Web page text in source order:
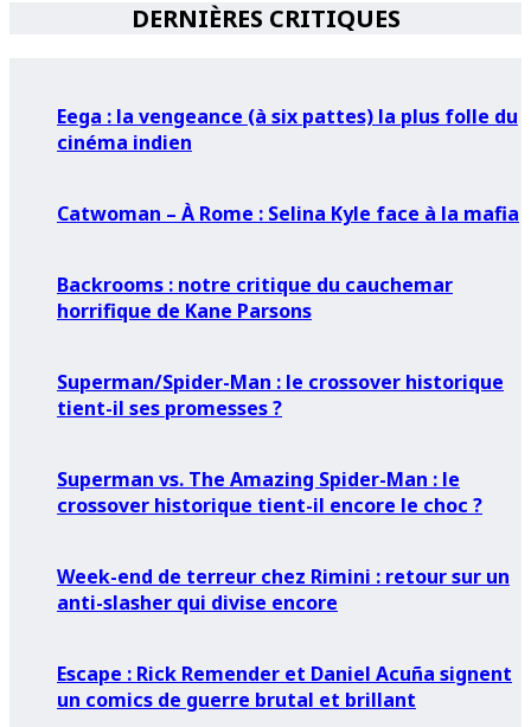
DERNIÈRES CRITIQUES
Eega : la vengeance (à six pattes) la plus folle du
cinéma indien
Catwoman – À Rome : Selina Kyle face à la mafia
Backrooms : notre critique du cauchemar
horrifique de Kane Parsons
Superman/Spider-Man : le crossover historique
tient-il ses promesses ?
Superman vs. The Amazing Spider-Man : le
crossover historique tient-il encore le choc ?
Week-end de terreur chez Rimini : retour sur un
anti-slasher qui divise encore
Escape : Rick Remender et Daniel Acuña signent
un comics de guerre brutal et brillant